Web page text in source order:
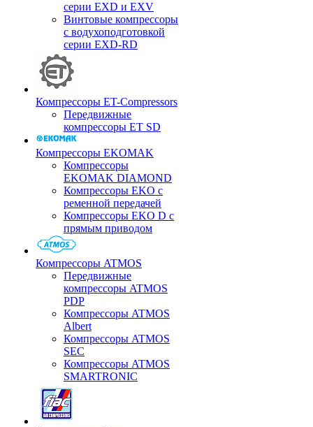
серии EXD и EXV
Винтовые компрессоры
с водухоподготовкой
серии EXD-RD
Компрессоры ET-Compressors
Передвижные
компрессоры ET SD
Компрессоры EKOMAK
Компрессоры
EKOMAK DIAMOND
Компрессоры EKO c
ременной передачей
Компрессоры EKO D с
прямым приводом
Компрессоры ATMOS
Передвижные
компрессоры ATMOS
PDP
Компрессоры ATMOS
Albert
Компрессоры ATMOS
SEC
Компрессоры ATMOS
SMARTRONIC